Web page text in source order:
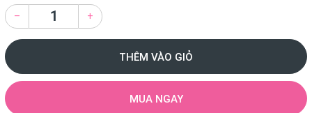
– +
THÊM VÀO GIỎ
MUA NGAY